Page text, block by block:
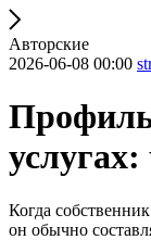
Авторские
2026-06-08 00:00
Когда
он обычно